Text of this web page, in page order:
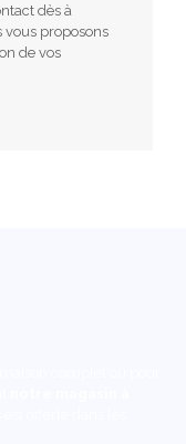
dès à
vous proposons
de vos